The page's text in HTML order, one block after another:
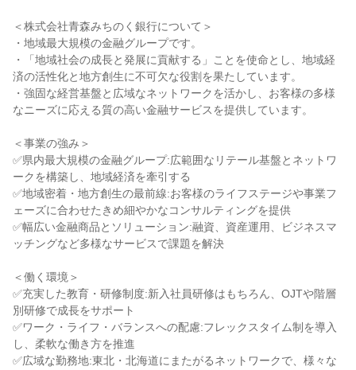
＜株式会社青森みちのく銀行について＞
・地域最大規模の金融グループです。
・「地域社会の成長と発展に貢献する」ことを使命とし、地域経
済の活性化と地方創生に不可欠な役割を果たしています。
・強固な経営基盤と広域なネットワークを活かし、お客様の多様
なニーズに応える質の高い金融サービスを提供しています。
＜事業の強み＞
✅県内最大規模の金融グループ:広範囲なリテール基盤とネットワ
ークを構築し、地域経済を牽引する
✅地域密着・地方創生の最前線:お客様のライフステージや事業フ
ェーズに合わせたきめ細やかなコンサルティングを提供
✅幅広い金融商品とソリューション:融資、資産運用、ビジネスマ
ッチングなど多様なサービスで課題を解決
＜働く環境＞
✅充実した教育・研修制度:新入社員研修はもちろん、OJTや階層
別研修で成長をサポート
✅ワーク・ライフ・バランスへの配慮:フレックスタイム制を導入
し、柔軟な働き方を推進
✅広域な勤務地:東北・北海道にまたがるネットワークで、様々な